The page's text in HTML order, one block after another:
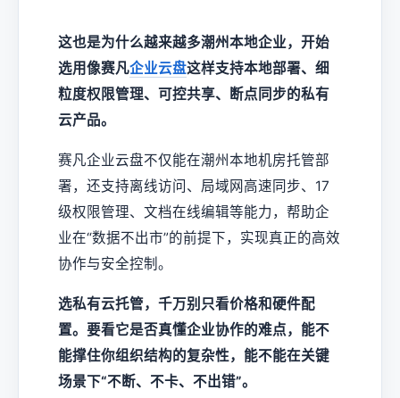
这也是为什么越来越多潮州本地企业，开始
选用像赛凡企业云盘这样支持本地部署、细
粒度权限管理、可控共享、断点同步的私有
云产品。
赛凡企业云盘不仅能在潮州本地机房托管部
署，还支持离线访问、局域网高速同步、17
级权限管理、文档在线编辑等能力，帮助企
业在“数据不出市”的前提下，实现真正的高效
协作与安全控制。
选私有云托管，千万别只看价格和硬件配
置。要看它是否真懂企业协作的难点，能不
能撑住你组织结构的复杂性，能不能在关键
场景下“不断、不卡、不出错”。